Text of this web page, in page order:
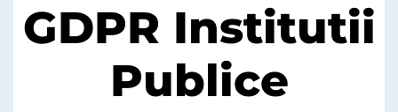
GDPR Institutii
Publice